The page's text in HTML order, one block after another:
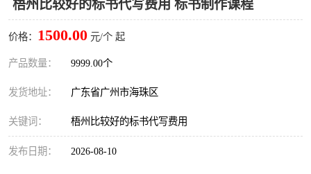
梧州比较好的标书代写费用 标书制作课程
价格： 1500.00 元/个 起
产品数量： 9999.00个
发货地址： 广东省广州市海珠区
关键词： 梧州比较好的标书代写费用
发布日期： 2026-08-10